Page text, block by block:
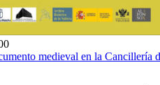
medieval en la Cancillería